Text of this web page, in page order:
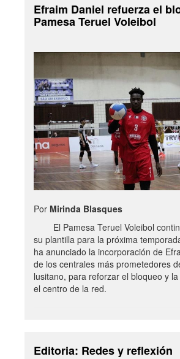
Efraim Daniel refuerza el
Pamesa Teruel Voleibol
Por Mirinda Blasques
El Pamesa Teruel Voleibol
su plantilla para la próxima
ha anunciado la incorporación de
de los centrales más prometedores
lusitano, para reforzar el bloqueo y
el centro de la red.
Editoria: Redes y reflexión